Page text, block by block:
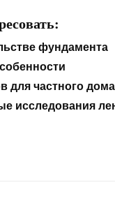
фундамента
для частного
исследования